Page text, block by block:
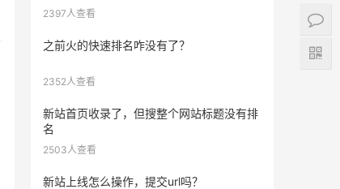
2397人查看
之前火的快速排名咋没有了？
2352人查看
新站首页收录了，但搜整个网站标题没有排
名
2503人查看
新站上线怎么操作，提交url吗？